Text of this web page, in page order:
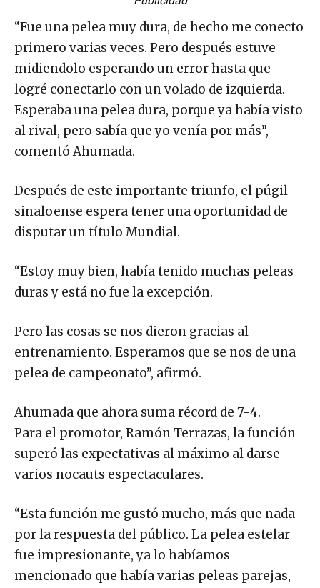
“Fue una pelea muy dura, de hecho me conecto
primero varias veces. Pero después estuve
midiendolo esperando un error hasta que
logré conectarlo con un volado de izquierda.
Esperaba una pelea dura, porque ya había visto
al rival, pero sabía que yo venía por más”,
comentó Ahumada.
Después de este importante triunfo, el púgil
sinaloense espera tener una oportunidad de
disputar un título Mundial.
“Estoy muy bien, había tenido muchas peleas
duras y está no fue la excepción.
Pero las cosas se nos dieron gracias al
entrenamiento. Esperamos que se nos de una
pelea de campeonato”, afirmó.
Ahumada que ahora suma récord de 7-4.
Para el promotor, Ramón Terrazas, la función
superó las expectativas al máximo al darse
varios nocauts espectaculares.
“Esta función me gustó mucho, más que nada
por la respuesta del público. La pelea estelar
fue impresionante, ya lo habíamos
mencionado que había varias peleas parejas,